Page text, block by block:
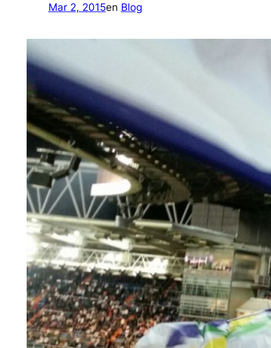
Mar 2, 2015en Blog